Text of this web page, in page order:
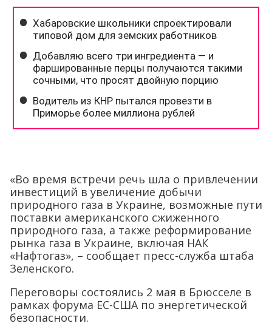
«Во время встречи речь шла о привлечении
инвестиций в увеличение добычи
природного газа в Украине, возможные пути
поставки американского сжиженного
природного газа, а также реформирование
рынка газа в Украине, включая НАК
«Нафтогаз», – сообщает пресс-служба штаба
Зеленского.
Переговоры состоялись 2 мая в Брюсселе в
рамках форума ЕС-США по энергетической
безопасности.